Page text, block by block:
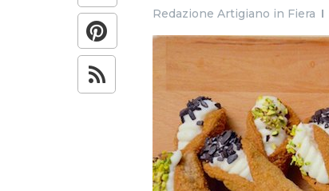
Redazione Artigiano in Fiera